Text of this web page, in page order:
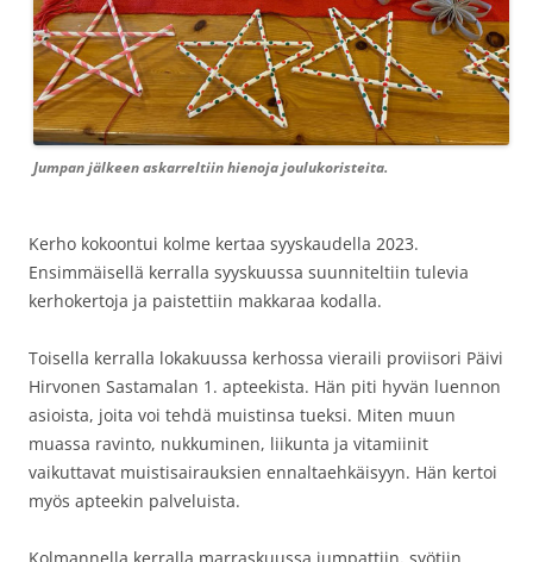
Jumpan jälkeen askarreltiin hienoja joulukoristeita.
Kerho kokoontui kolme kertaa syyskaudella 2023.
Ensimmäisellä kerralla syyskuussa suunniteltiin tulevia
kerhokertoja ja paistettiin makkaraa kodalla.
Toisella kerralla lokakuussa kerhossa vieraili proviisori Päivi
Hirvonen Sastamalan 1. apteekista. Hän piti hyvän luennon
asioista, joita voi tehdä muistinsa tueksi. Miten muun
muassa ravinto, nukkuminen, liikunta ja vitamiinit
vaikuttavat muistisairauksien ennaltaehkäisyyn. Hän kertoi
myös apteekin palveluista.